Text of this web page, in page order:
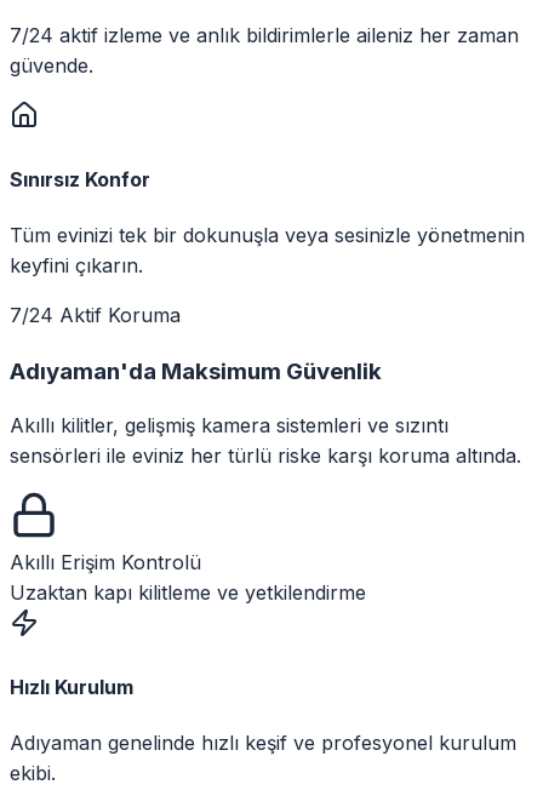
7/24 aktif izleme ve anlık bildirimlerle aileniz her zaman
güvende.
Sınırsız Konfor
Tüm evinizi tek bir dokunuşla veya sesinizle yönetmenin
keyfini çıkarın.
7/24 Aktif Koruma
Adıyaman'da Maksimum Güvenlik
Akıllı kilitler, gelişmiş kamera sistemleri ve sızıntı
sensörleri ile eviniz her türlü riske karşı koruma altında.
Akıllı Erişim Kontrolü
Uzaktan kapı kilitleme ve yetkilendirme
Hızlı Kurulum
Adıyaman genelinde hızlı keşif ve profesyonel kurulum
ekibi.